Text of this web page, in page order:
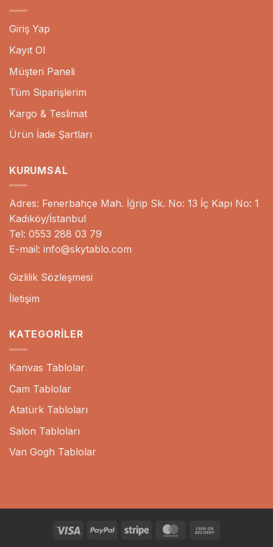
Giriş Yap
Kayıt Ol
Müşteri Paneli
Tüm Siparişlerim
Kargo & Teslimat
Ürün İade Şartları
KURUMSAL
Adres: Fenerbahçe Mah. İğrip Sk. No: 13 İç Kapı No: 1
Kadıköy/İstanbul
Tel: 0553 288 03 79
E-mail: info@skytablo.com
Gizlilik Sözleşmesi
İletişim
KATEGORILER
Kanvas Tablolar
Cam Tablolar
Atatürk Tabloları
Salon Tabloları
Van Gogh Tablolar
Visa PayPal Stripe MasterCard